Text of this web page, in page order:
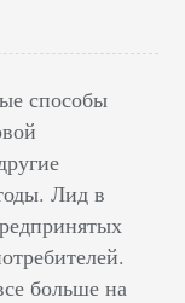
способы
Лид в
больше на